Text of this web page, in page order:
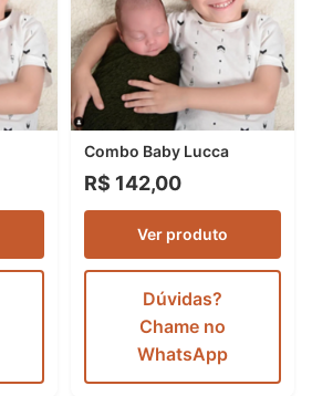
Combo Baby Lucca
R$ 142,00
Ver produto
Dúvidas?
Chame no
WhatsApp